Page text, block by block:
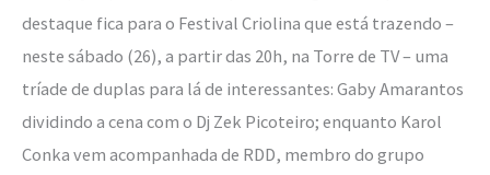
destaque fica para o Festival Criolina que está trazendo –
neste sábado (26), a partir das 20h, na Torre de TV – uma
tríade de duplas para lá de interessantes: Gaby Amarantos
dividindo a cena com o Dj Zek Picoteiro; enquanto Karol
Conka vem acompanhada de RDD, membro do grupo